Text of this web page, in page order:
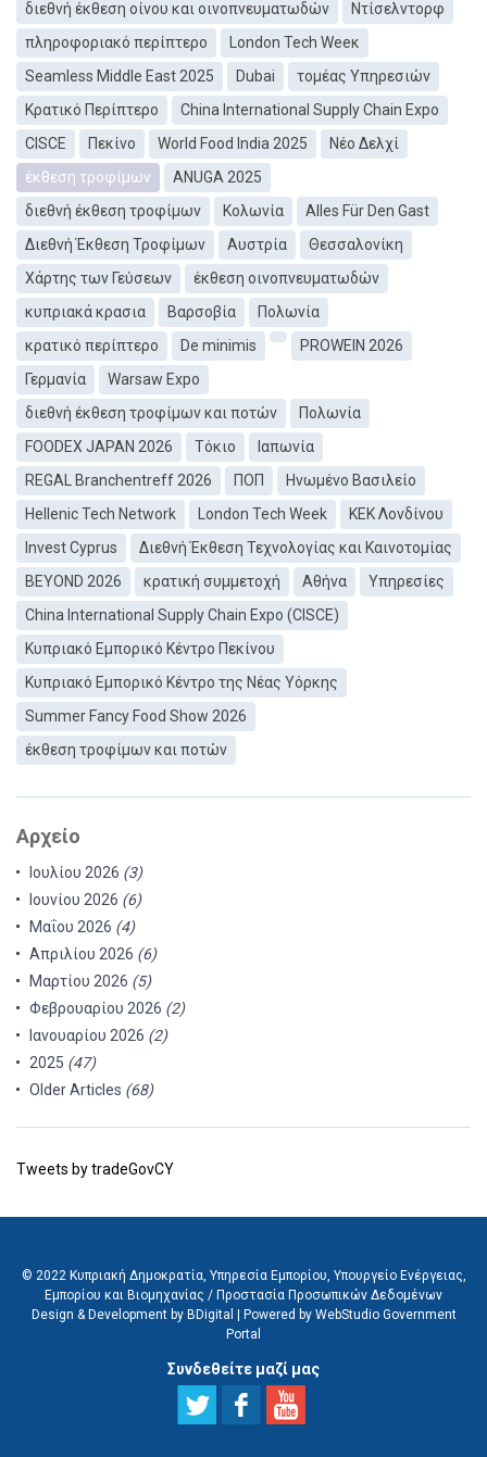
διεθνή έκθεση οίνου και οινοπνευματωδών
Ντίσελντορφ
πληροφοριακό περίπτερο
London Tech Weeκ
Seamless Middle East 2025
Dubai
τομέας Υπηρεσιών
Κρατικό Περίπτερο
China International Supply Chain Expo
CISCE
Πεκίνο World Food India 2025
Νέο Δελχί
έκθεση τροφίμων
ANUGA 2025
διεθνή έκθεση τροφίμων
Κολωνία
Alles Für Den Gast
Διεθνή Έκθεση Τροφίμων
Αυστρία
Θεσσαλονίκη
Χάρτης των Γεύσεων
έκθεση οινοπνευματωδών
κυπριακά κρασια
Βαρσοβία
Πολωνία
κρατικό περίπτερο
De minimis
PROWEIN 2026
Γερμανία
Warsaw Expo
διεθνή έκθεση τροφίμων και ποτών
Πολωνία
FOODEX JAPAN 2026
Τόκιο
Ιαπωνία
REGAL Branchentreff 2026
ΠΟΠ
Ηνωμένο Βασιλείο
Hellenic Tech Network
London Tech Week
ΚEΚ Λονδίνου
Invest Cyprus
Διεθνή Έκθεση Τεχνολογίας και Καινοτομίας
BEYOND 2026
κρατική συμμετοχή Αθήνα
Υπηρεσίες
China International Supply Chain Expo (CISCE)
Κυπριακό Εμπορικό Κέντρο Πεκίνου
Κυπριακό Εμπορικό Κέντρο της Νέας Υόρκης
Summer Fancy Food Show 2026
έκθεση τροφίμων και ποτών
Αρχείο
Ιουλίου 2026 (3)
Ιουνίου 2026 (6)
Μαΐου 2026 (4)
Απριλίου 2026 (6)
Μαρτίου 2026 (5)
Φεβρουαρίου 2026 (2)
Ιανουαρίου 2026 (2)
2025 (47)
Older Articles (68)
Tweets by tradeGovCY
© 2022 Κυπριακή Δημοκρατία, Υπηρεσία Εμπορίου, Υπουργείο Ενέργειας,
Εμπορίου και Βιομηχανίας / Προστασία Προσωπικών Δεδομένων
Design & Development by BDigital
Powered by WebStudio Government
Portal
Συνδεθείτε μαζί μας